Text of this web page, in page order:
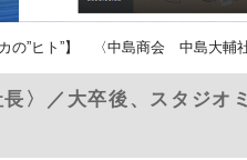
カの”ヒト”】 〈中島商会 中島大輔
〉／大卒後、スタジオミ